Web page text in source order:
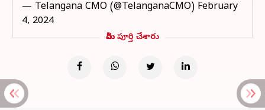
— Telangana CMO (@TelanganaCMO) February
4, 2024
మీరు పూర్తి చేశారు